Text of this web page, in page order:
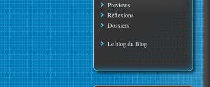
Previews
Réflexions
Dossiers
Le blog du Blog